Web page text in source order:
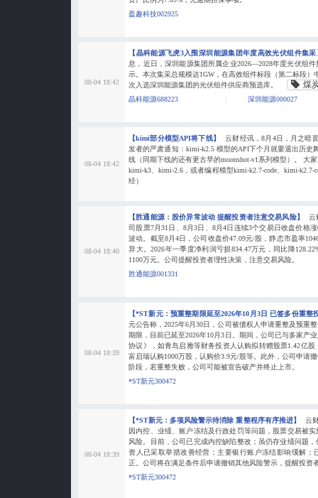
盈趣科技002925
08-04 18:42
【晶科能源飞虎3入围深圳能源集团年度高效光伏组件集
息，近日，深圳能源集团所属企业2026—2028年度光伏组
示。本次集采总规模达1GW，在高效组件标段（第二标段）
次入选深圳能源集团的光伏组件供应商预选库。
煤
晶科能源688223 深圳能源000027
08-04 18:42
【kimi部分模型API将下线】
云财经讯，8月4日，月之暗
发者的严肃通知：kimi-k2.5 模型的API下个月就要退出历史
线（同期下线的还有更古早的moonshot-v1系列模型）。 大
kimi-k3、kimi-2.6，或者编程模型kimi-k2.7-code、kimi-k2.7-
经）
08-04 18:40
【胜通能源：股价异常波动 提醒投资者注意交易风险】
云
司股票7月31日、8月3日、8月4日连续3个交易日收盘价格
波动。截至8月4日，公司收盘价47.09元/股，静态市盈率
异大。2026年一季度净利润亏损834.47万元，同比降
1100万元。公司提醒投资者理性决策，注意交易风险。
胜通能源001331
08-04 18:39
【*ST新元：预重整期限延至2026年10月3日 已签多份重整
元公告称，2025年6月30日，公司被债权人申请重整及预重
期限，目前已延至2026年10月3日。期间，公司已与多家产
协议》，如青岛启雅等财务投资人认购拟转赠股票1.42亿
富启瑞认购1000万股，认购价3.9元/股等。此外，公司申请
阶段，若重整失败，公司可能被宣告破产并终止上市。
*ST新元300472
08-04 18:39
【*ST新元：多项风险警示待消除 重整程序有序推进】
云
因内控、业绩、账户冻结及行政处罚等问题，股票交易被
风险。目前，公司已完成内控缺陷整改；虽仍存业绩问题
资人已采取举措改善经营；主要银行账户冻结影响缓解；
正。公司将在满足条件后申请撤销其他风险警示，提醒投资
*ST新元300472